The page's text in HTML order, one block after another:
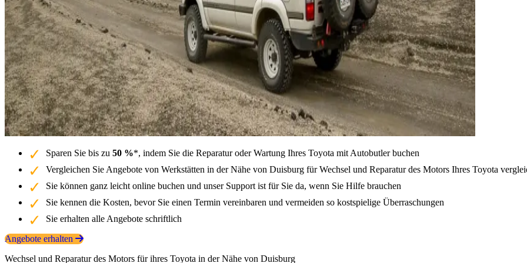
Sparen Sie bis zu 50 %*, indem Sie die Reparatur oder Wartung Ihres Toyota mit Autobutler buchen
Vergleichen Sie Angebote von Werkstätten in der Nähe von Duisburg für Wechsel und Reparatur des Motors Ihres Toyota
Sie können ganz leicht online buchen und unser Support ist für Sie da, wenn Sie Hilfe brauchen
Sie kennen die Kosten, bevor Sie einen Termin vereinbaren und vermeiden so kostspielige Überraschungen
Sie erhalten alle Angebote schriftlich
Angebote erhalten
Wechsel und Reparatur des Motors für ihres Toyota in der Nähe von Duisburg